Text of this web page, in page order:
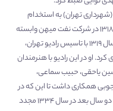
(شهرداری تهران) به استخدام
درآمد. در سال ۱۳۱۶ در تلفنخانه شمیران و در سال ۱۳۱۸ در شرکت نفت میهن وابسته
به شرکت نفت ایران و انگلیس استخدام شد. در سال ۱۳۱۹ با تاسیس رادیو تهران،
او در این رادیو با هنرمندان
یاحقی، حبیب سماعی،
همکاری داشت تا این که در
سال ۱۳۳۲ به دلایل نامعلوم از رادیو انصراف داد. دو سال بعد در سال ۱۳۳۴ مجدد